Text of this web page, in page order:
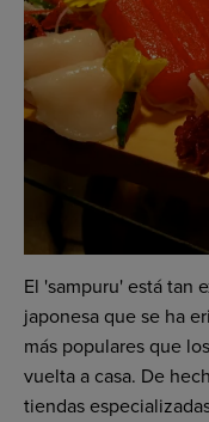
El 'sampuru' está tan
japonesa que se ha
más populares que
vuelta a casa. De
tiendas